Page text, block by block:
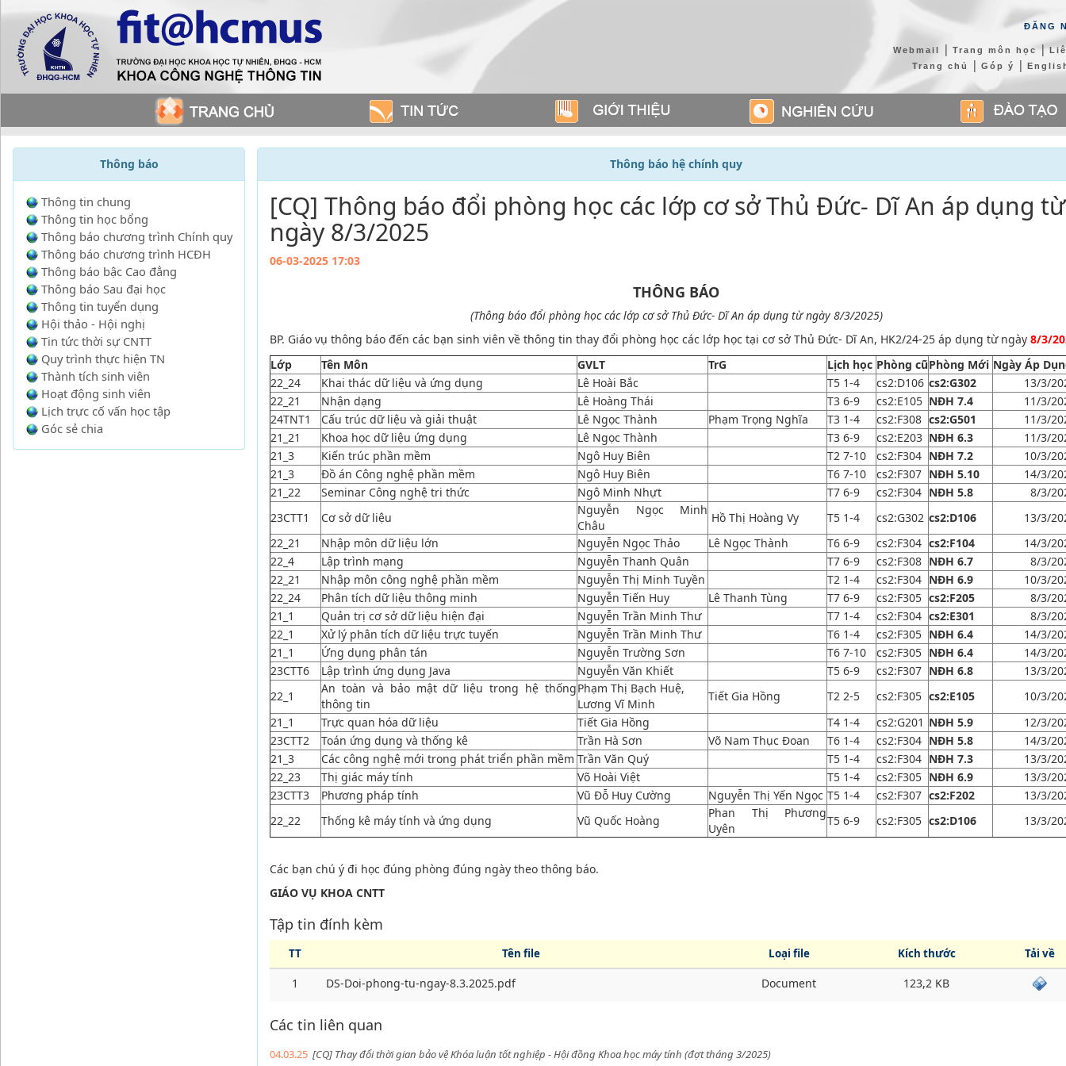
ĐĂNG
Webmail | Trang môn học |
Trang chủ
| Góp ý |
Thông báo
Thông tin chung
Thông tin học bổng
Thông báo chương trình Chính quy
Thông báo chương trình HCĐH
Thông báo bậc Cao đẳng
Thông báo Sau đại học
Thông tin tuyển dụng
Hội thảo - Hội nghị
Tin tức thời sự CNTT
Quy trình thực hiện TN
Thành tích sinh viên
Hoạt động sinh viên
Lịch trực cố vấn học tập
Góc sẻ chia
Thông báo hệ chính quy
[CQ] Thông báo đổi phòng học các lớp cơ sở Thủ Đức- Dĩ An áp dụng từ
ngày 8/3/2025
06-03-2025 17:03
THÔNG BÁO
(Thông báo đổi phòng học các lớp cơ sở Thủ Đức- Dĩ An áp dụng từ ngày 8/3/2025)
BP. Giáo vụ thông báo đến các bạn sinh viên về thông tin thay đổi phòng học các lớp học tại cơ sở Thủ Đức- Dĩ An, HK2/24-25 áp dụng từ ngày 8/3/
Lớp
Tên Môn GVLT TrG Lịch học Phòng cũPhòng Mới Ngày Áp
22_24
Khai thác dữ liệu và ứng dụng Lê Hoài Bắc T5 1-4 cs2:D106 cs2:G302
13/3/
22_21
Nhận dạng Lê Hoàng Thái T3 6-9 cs2:E105 NĐH 7.4
11/3/
24TNT1
Cấu trúc dữ liệu và giải thuật Lê Ngọc Thành Phạm Trọng Nghĩa T3 1-4 cs2:F308 cs2:G501
11/3/
21_21
Khoa học dữ liệu ứng dụng Lê Ngọc Thành T3 6-9 cs2:E203 NĐH 6.3
11/3/
21_3
Kiến trúc phần mềm Ngô Huy Biên T2 7-10 cs2:F304 NĐH 7.2
10/3/
21_3
Đồ án Công nghệ phần mềm Ngô Huy Biên T6 7-10 cs2:F307 NĐH 5.10
14/3/
21_22
Seminar Công nghệ tri thức Ngô Minh Nhựt T7 6-9 cs2:F304 NĐH 5.8
8/3/
23CTT1
Cơ sở dữ liệu
Nguyễn Ngọc Minh
Châu
Hồ Thị Hoàng Vy T5 1-4 cs2:G302 cs2:D106
13/3/
22_21
Nhập môn dữ liệu lớn Nguyễn Ngọc Thảo Lê Ngọc Thành T6 6-9 cs2:F304 cs2:F104
14/3/
22_4
Lập trình mạng Nguyễn Thanh Quân T7 6-9 cs2:F308 NĐH 6.7
8/3/
22_21
Nhập môn công nghệ phần mềm Nguyễn Thị Minh Tuyền T2 1-4 cs2:F304 NĐH 6.9
10/3/
22_24
Phân tích dữ liệu thông minh Nguyễn Tiến Huy Lê Thanh Tùng T7 6-9 cs2:F305 cs2:F205
8/3/
21_1
Quản trị cơ sở dữ liệu hiện đại Nguyễn Trần Minh Thư T7 1-4 cs2:F304 cs2:E301
8/3/
22_1
Xử lý phân tích dữ liệu trực tuyến Nguyễn Trần Minh Thư T6 1-4 cs2:F305 NĐH 6.4
14/3/
21_1
Ứng dụng phân tán Nguyễn Trường Sơn T6 7-10 cs2:F305 NĐH 6.4
14/3/
23CTT6
Lập trình ứng dụng Java Nguyễn Văn Khiết T5 6-9 cs2:F307 NĐH 6.8
13/3/
22_1
An toàn và bảo mật dữ liệu trong hệ thống
thông tin
Phạm Thị Bạch Huệ,
Lương Vĩ Minh
Tiết Gia Hồng T2 2-5 cs2:F305 cs2:E105
10/3/
21_1
Trực quan hóa dữ liệu Tiết Gia Hồng T4 1-4 cs2:G201 NĐH 5.9
12/3/
23CTT2
Toán ứng dụng và thống kê Trần Hà Sơn Võ Nam Thục Đoan T6 1-4 cs2:F304 NĐH 5.8
14/3/
21_3
Các công nghệ mới trong phát triển phần mềm Trần Văn Quý T5 1-4 cs2:F304 NĐH 7.3
13/3/
22_23
Thị giác máy tính Võ Hoài Việt T5 1-4 cs2:F305 NĐH 6.9
13/3/
23CTT3
Phương pháp tính Vũ Đỗ Huy Cường Nguyễn Thị Yến Ngọc T5 1-4 cs2:F307 cs2:F202
13/3/
22_22
Thống kê máy tính và ứng dụng Vũ Quốc Hoàng
Phan Thị Phương
Uyên
T5 6-9 cs2:F305 cs2:D106 13/3/
Các bạn chú ý đi học đúng phòng đúng ngày theo thông báo.
GIÁO VỤ KHOA CNTT
Tập tin đính kèm
TT Tên file Loại file Kích thước Tải về
1 DS-Doi-phong-tu-ngay-8.3.2025.pdf Document 123,2 KB
Các tin liên quan
04.03.25 [CQ] Thay đổi thời gian bảo vệ Khóa luận tốt nghiệp - Hội đồng Khoa học máy tính (đợt tháng 3/2025)